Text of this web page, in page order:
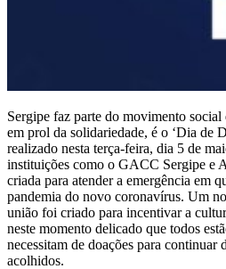
Sergipe faz parte do movimento
em prol da solidariedade, é o ‘Dia de
realizado nesta terça-feira, dia 5 de
instituições como o GACC Sergipe e
criada para atender a emergência em
pandemia do novo coronavírus. Um
união foi criado para incentivar a
neste momento delicado que todos
necessitam de doações para continuar
acolhidos.